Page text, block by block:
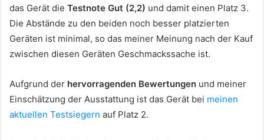
das Gerät die Testnote Gut (2,2) und damit einen Platz 3.
Die Abstände zu den beiden noch besser platzierten
Geräten ist minimal, so das meiner Meinung nach der Kauf
zwischen diesen Geräten Geschmackssache ist.
Aufgrund der hervorragenden Bewertungen und meiner
Einschätzung der Ausstattung ist das Gerät bei meinen
aktuellen Testsiegern auf Platz 2.